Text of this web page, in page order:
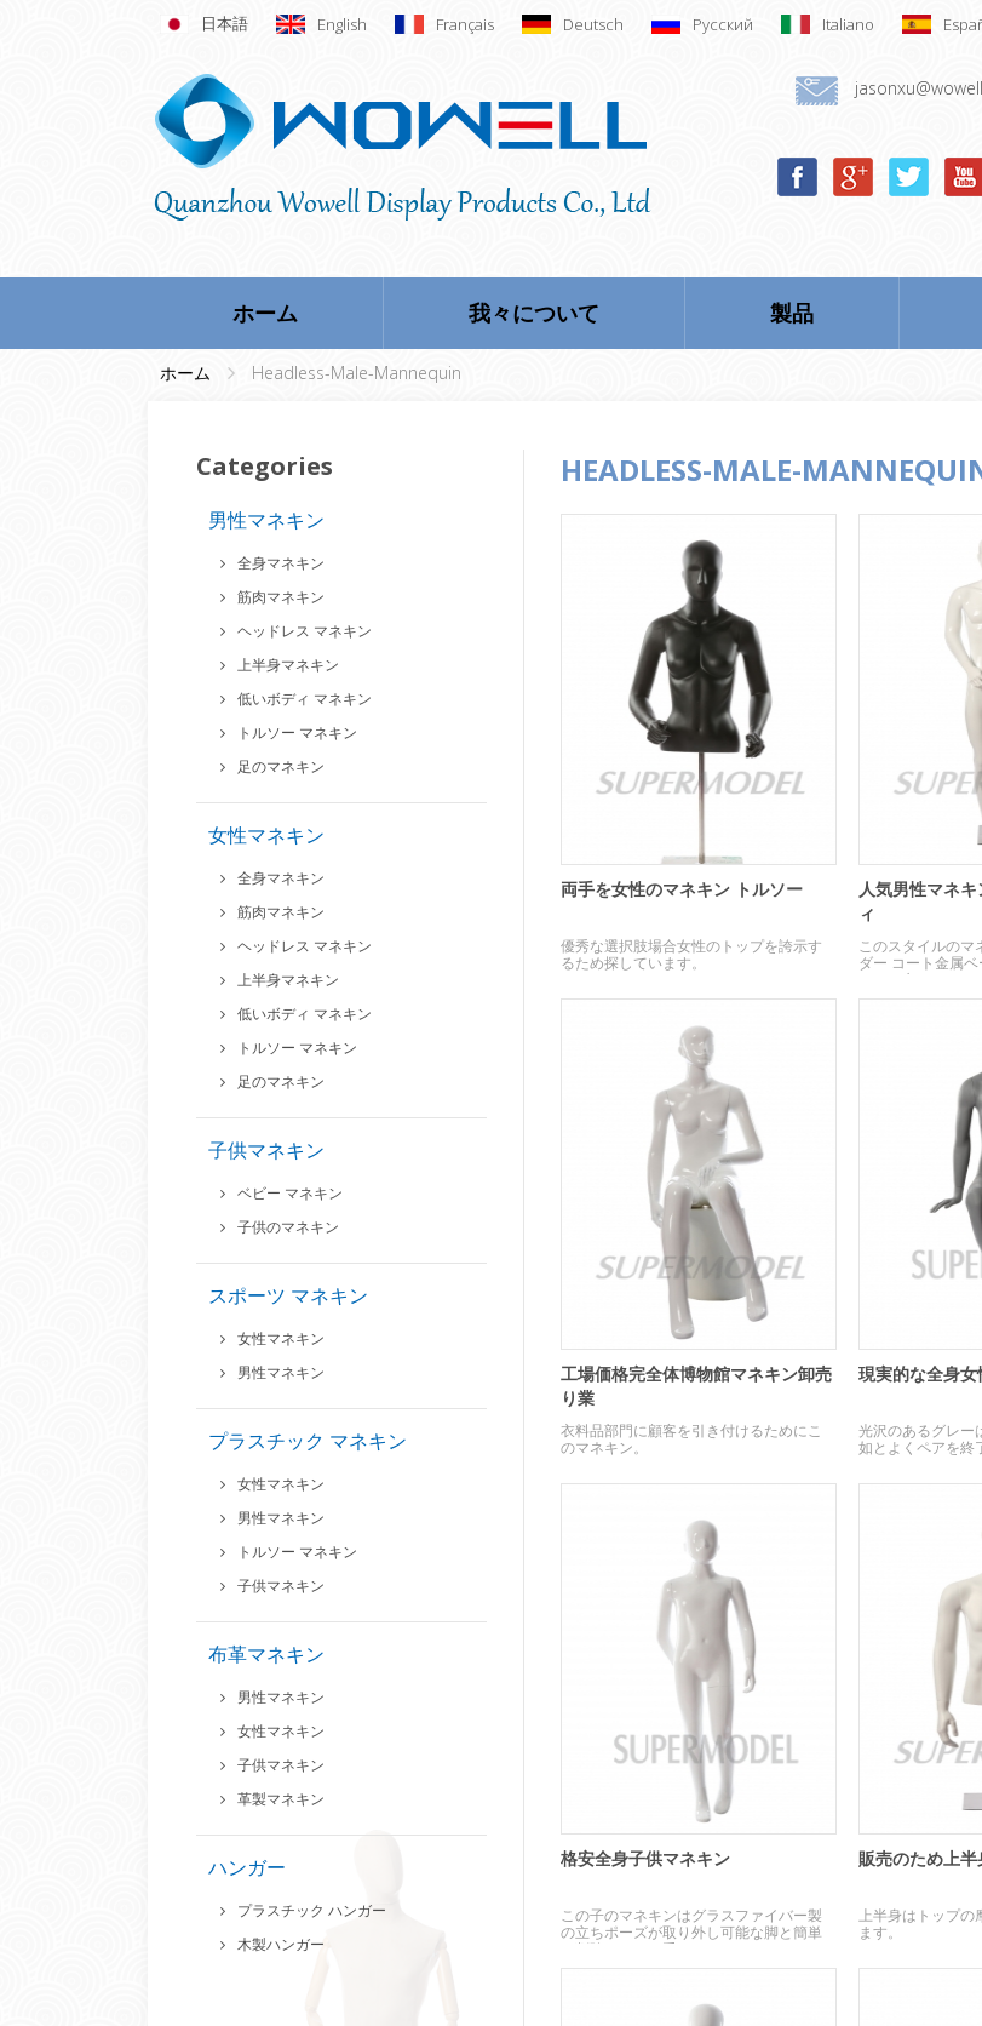
日本語 English Français Deutsch Русский Italiano
ホーム 我々について 製品
ホーム Headless-Male-Mannequin
Categories
男性マネキン
全身マネキン
筋肉マネキン
ヘッドレス マネキン
上半身マネキン
低いボディ マネキン
トルソー マネキン
足のマネキン
女性マネキン
全身マネキン
筋肉マネキン
ヘッドレス マネキン
上半身マネキン
低いボディ マネキン
トルソー マネキン
足のマネキン
子供マネキン
ベビー マネキン
子供のマネキン
スポーツ マネキン
女性マネキン
男性マネキン
プラスチック マネキン
女性マネキン
男性マネキン
トルソー マネキン
子供マネキン
布革マネキン
男性マネキン
女性マネキン
子供マネキン
革製マネキン
ハンガー
プラスチック ハンガー
木製ハンガー
HEADLESS-MALE-
両手を女性のマネキン トルソー
優秀な選択肢場合女性のトップを誇示す
るため探しています。
人気男性マネ
ィ
このスタイルのマ
ダー コート金属
イバー立っていま
工場価格完全体博物館マネキン卸売
り業
衣料品部門に顧客を引き付けるためにこ
のマネキン。
現実的な全身
光沢のあるグレー
如とよくペアを終
格安全身子供マネキン
この子のマネキンはグラスファイバー製
の立ちポーズが取り外し可能な脚と簡単
な削除のための手。
販売のため上
上半身はトップ
ます。